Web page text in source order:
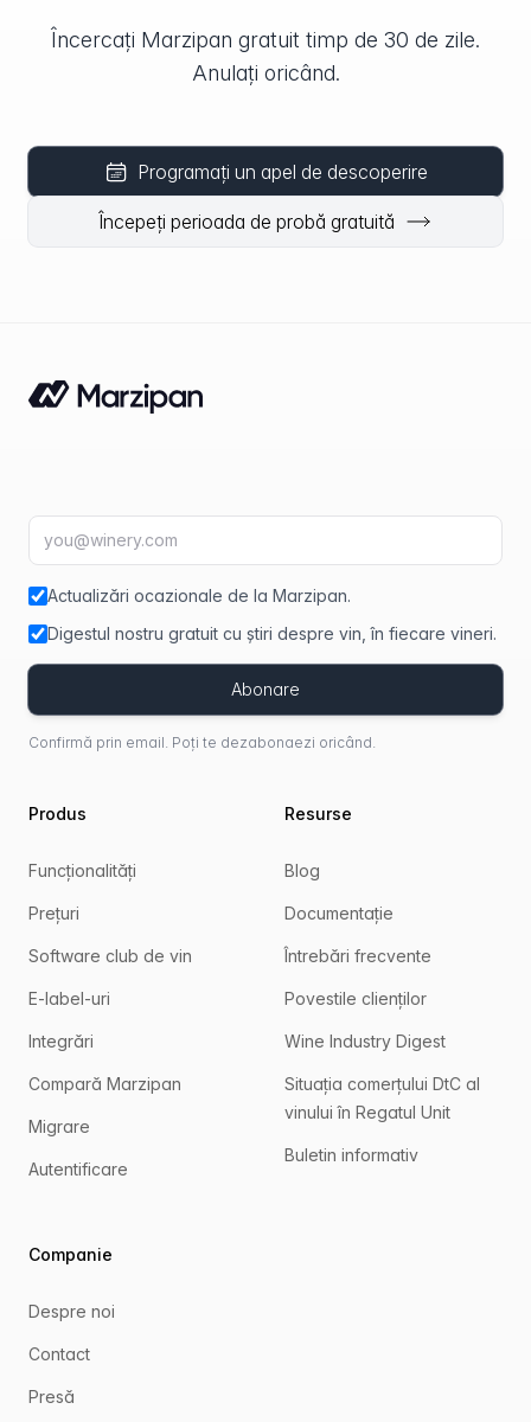
Încercați Marzipan gratuit timp de 30 de zile.
Anulați oricând.
Programați un apel de descoperire
Începeți perioada de probă gratuită
Adresă de e-mail
Actualizări ocazionale de la Marzipan.
Digestul nostru gratuit cu știri despre vin, în fiecare vineri.
Abonare
Confirmă prin email. Poți te dezabonaezi oricând.
Produs
Funcționalități
Prețuri
Software club de vin
E-label-uri
Integrări
Compară Marzipan
Migrare
Autentificare
Resurse
Blog
Documentație
Întrebări frecvente
Povestile clienților
Wine Industry Digest
Situația comerțului DtC al
vinului în Regatul Unit
Buletin informativ
Companie
Despre noi
Contact
Presă